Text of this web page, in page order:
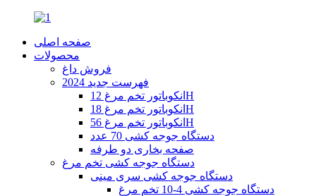
صفحه اصلی
محصولات
فروش داغ
فهرست جدید 2024
انکوباتور تخم مرغ 12H
انکوباتور تخم مرغ 18H
انکوباتور تخم مرغ 56H
دستگاه جوجه کشی 70 عدد
صفحه بخاری دو طرفه
دستگاه جوجه کشی تخم مرغ
دستگاه جوجه کشی سری مینی
دستگاه جوجه کشی 4-10 تخم مرغ